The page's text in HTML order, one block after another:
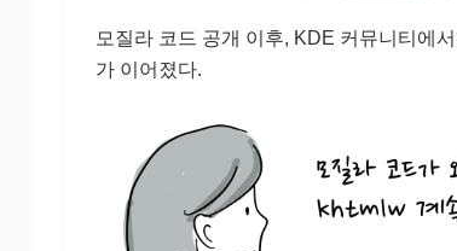
모질라 코드 공개 이후, KDE 커뮤니티에
가 이어졌다.